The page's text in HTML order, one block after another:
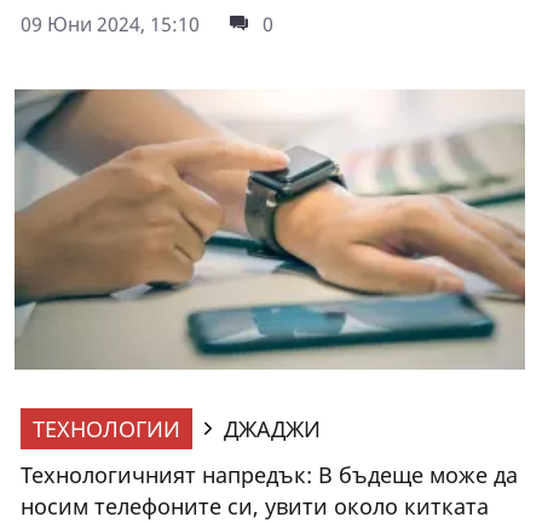
09 Юни 2024, 15:10
0
ТЕХНОЛОГИИ
ДЖАДЖИ
Технологичният напредък: В бъдеще може да
носим телефоните си, увити около китката